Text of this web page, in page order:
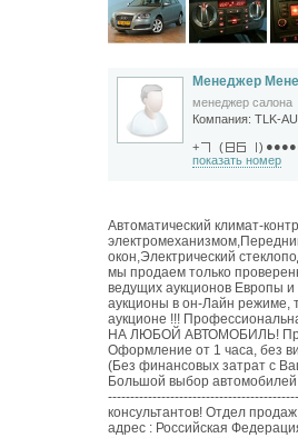
Менеджер
менеджер салона
Компания: TLK-
+ ( )
показать номер
Автоматический климат-
окон,Электрический
мы продаем только
ведущих аукционов Европы
аукционы в он-Лайн режиме,
аукционе !!!
НА ЛЮБОЙ АВТОМОБИЛЬ!
Оформление от 1 часа,
(Без финансовых затрат с
Большой выбор
консультантов! Отдел
адрес : Российская